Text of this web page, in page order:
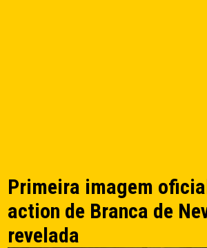
Primeira imagem
action de Branca de
revelada